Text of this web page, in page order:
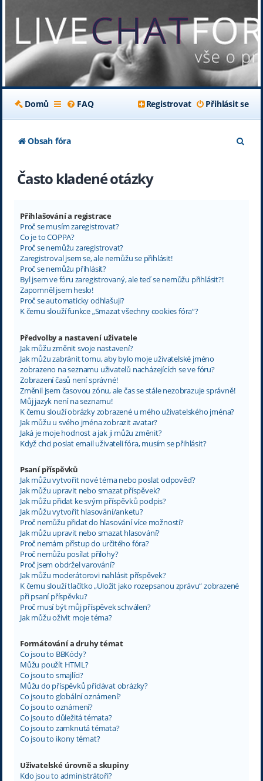
Domů FAQ Přihlásit se
Registrovat
Obsah fóra
Často kladené otázky
Přihlašování a registrace
Proč se musím zaregistrovat?
Co je to COPPA?
Proč se nemůžu zaregistrovat?
Zaregistroval jsem se, ale nemůžu se přihlásit!
Proč se nemůžu přihlásit?
Byl jsem ve fóru zaregistrovaný, ale teď se nemůžu přihlásit?!
Zapomněl jsem heslo!
Proč se automaticky odhlašuji?
K čemu slouží funkce „Smazat všechny cookies fóra“?
Předvolby a nastavení uživatele
Jak můžu změnit svoje nastavení?
Jak můžu zabránit tomu, aby bylo moje uživatelské jméno
zobrazeno na seznamu uživatelů nacházejících se ve fóru?
Zobrazení časů není správné!
Změnil jsem časovou zónu, ale čas se stále nezobrazuje správně!
Můj jazyk není na seznamu!
K čemu slouží obrázky zobrazené u mého uživatelského jména?
Jak můžu u svého jména zobrazit avatar?
Jaká je moje hodnost a jak ji můžu změnit?
Když chci poslat email uživateli fóra, musím se přihlásit?
Psaní příspěvků
Jak můžu vytvořit nové téma nebo poslat odpověď?
Jak můžu upravit nebo smazat příspěvek?
Jak můžu přidat ke svým příspěvků podpis?
Jak můžu vytvořit hlasování/anketu?
Proč nemůžu přidat do hlasování více možností?
Jak můžu upravit nebo smazat hlasování?
Proč nemám přístup do určitého fóra?
Proč nemůžu posílat přílohy?
Proč jsem obdržel varování?
Jak můžu moderátorovi nahlásit příspěvek?
K čemu slouží tlačítko „Uložit jako rozepsanou zprávu“ zobrazené
při psaní příspěvku?
Proč musí být můj příspěvek schválen?
Jak můžu oživit moje téma?
Formátování a druhy témat
Co jsou to BBKódy?
Můžu použít HTML?
Co jsou to smajlíci?
Můžu do příspěvků přidávat obrázky?
Co jsou to globální oznámení?
Co jsou to oznámení?
Co jsou to důležitá témata?
Co jsou to zamknutá témata?
Co jsou to ikony témat?
Uživatelské úrovně a skupiny
Kdo jsou to administrátoři?